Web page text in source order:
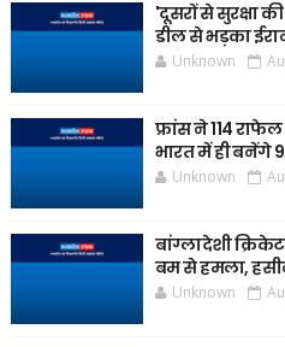
'दूसरों से सुरक्षा
डील से भड़का
Unknown
फ्रांस ने 114
भारत में ही बनेंगे
Unknown
बांग्लादेशी
बम से हमला,
Unknown